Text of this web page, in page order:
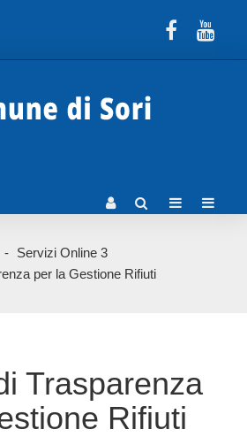
Servizi Online 3
per la Gestione Rifiuti
Trasparenza
Rifiuti